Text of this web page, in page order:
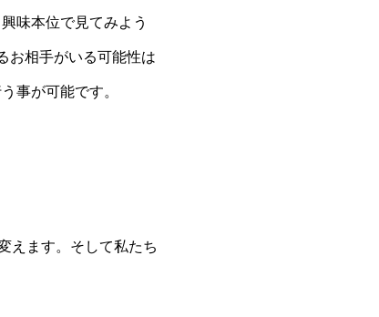
味本位で見てみよう
お相手がいる可能性は
事が可能です。
えます。そして私たち